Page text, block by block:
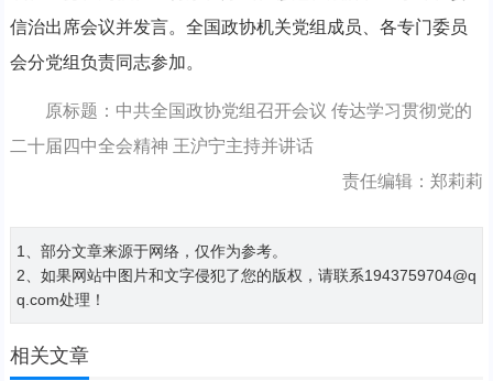
信治出席会议并发言。全国政协机关党组成员、各专门委员
会分党组负责同志参加。
原标题：中共全国政协党组召开会议 传达学习贯彻党的
二十届四中全会精神 王沪宁主持并讲话
责任编辑：郑莉莉
1、部分文章来源于网络，仅作为参考。
2、如果网站中图片和文字侵犯了您的版权，请联系1943759704@q
q.com处理！
相关文章